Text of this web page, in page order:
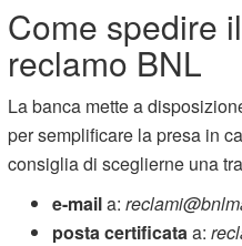
Come spedire
reclamo BNL
La banca mette a
per semplificare la presa in
consiglia di sceglierne una
e-maila:
posta certificata a: